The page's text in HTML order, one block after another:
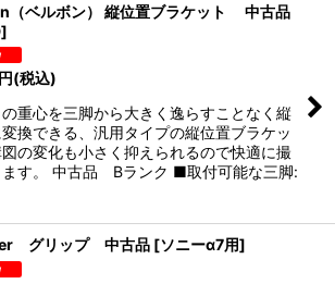
（ベルボン） 縦位置ブラケット 中古品
]
円(税込)
重心を三脚から大きく逸らすことなく縦
換できる、汎用タイプの縦位置ブラケッ
図の変化も小さく抑えられるので快適に撮
ます。 中古品 Bランク ■取付可能な三脚:
グリップ 中古品 [ソニーα7用]